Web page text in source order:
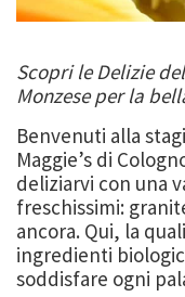
Scopri le Delizie
Monzese per la
Benvenuti alla
Maggie’s di
deliziarvi con una
freschissimi:
ancora. Qui, la
ingredienti
soddisfare ogni